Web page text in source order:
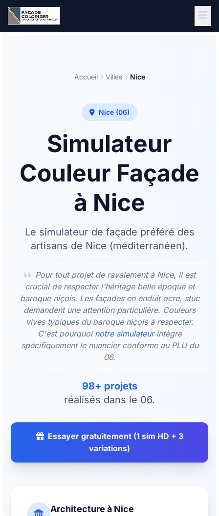
Aller au contenu principal
Accueil Villes Nice
Nice (06)
Simulateur
Couleur Façade
à Nice
Le simulateur de façade préféré des
artisans de Nice (méditerranéen).
Pour tout projet de ravalement à Nice, il est
crucial de respecter l'héritage belle époque et
baroque niçois. Les façades en enduit ocre, stuc
demandent une attention particulière. Couleurs
vives typiques du baroque niçois à respecter.
C'est pourquoi notre simulateurintègre
spécifiquement le nuancier conforme au PLU du
06.
98+ projets
réalisés dans le 06.
Essayer gratuitement (1 sim HD + 3
variations)
Architecture à Nice